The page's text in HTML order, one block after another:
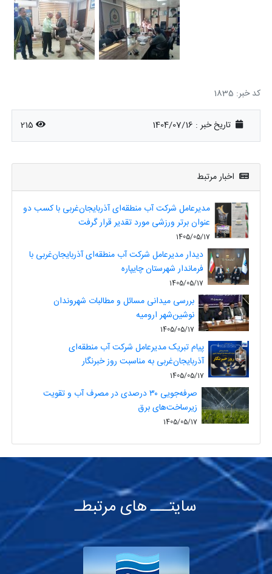
کد خبر: 1835
تاریخ خبر : 1404/07/16 215
اخبار مرتبط
مدیرعامل شرکت آب منطقه‌ای آذربایجان‌غربی با کسب دو
عنوان برتر ورزشی مورد تقدیر قرار گرفت
1405/05/17
دیدار مدیرعامل شرکت آب منطقه‌ای آذربایجان‌غربی با
فرماندار شهرستان چایپاره
1405/05/17
بررسی میدانی مسائل و مطالبات شهروندان
نوشین‌شهر ارومیه
1405/05/17
پیام تبریک مدیرعامل شرکت آب منطقه‌ای
آذربایجان‌غربی به مناسبت روز خبرنگار
1405/05/17
صرفه‌جویی ۳۰ درصدی در مصرف آب و تقویت
زیرساخت‌های برق
1405/05/17
سایتـــ های مرتبطـ